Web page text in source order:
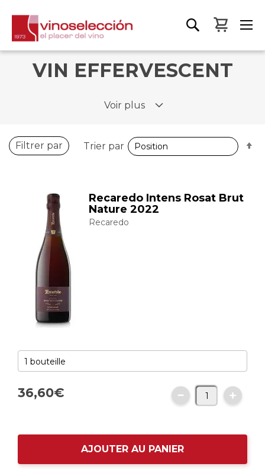
Mon
VIN EFFERVESCENT
Voir plus
Recaredo Intens Rosat Brut
Nature 2022
Recaredo
36,60€
AJOUTER AU PANIER
Filtrer par Trier par